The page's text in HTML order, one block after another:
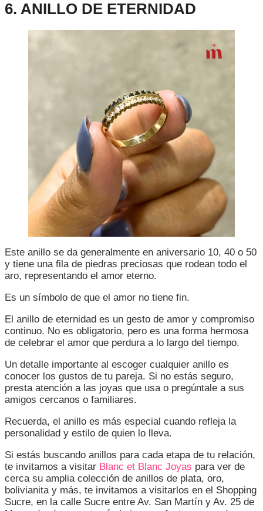
6. ANILLO DE ETERNIDAD
Este anillo se da generalmente en aniversario 10, 40 o 50
y tiene una fila de piedras preciosas que rodean todo el
aro, representando el amor eterno.
Es un símbolo de que el amor no tiene fin.
El anillo de eternidad es un gesto de amor y compromiso
continuo. No es obligatorio, pero es una forma hermosa
de celebrar el amor que perdura a lo largo del tiempo.
Un detalle importante al escoger cualquier anillo es
conocer los gustos de tu pareja. Si no estás seguro,
presta atención a las joyas que usa o pregúntale a sus
amigos cercanos o familiares.
Recuerda, el anillo es más especial cuando refleja la
personalidad y estilo de quien lo lleva.
Si estás buscando anillos para cada etapa de tu relación,
te invitamos a visitar Blanc et Blanc Joyas para ver de
cerca su amplia colección de anillos de plata, oro,
bolivianita y más, te invitamos a visitarlos en el Shopping
Sucre, en la calle Sucre entre Av. San Martín y Av. 25 de